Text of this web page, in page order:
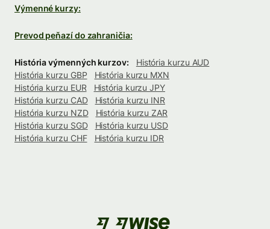
Výmenné kurzy:
Prevod peňazí do zahraničia:
História výmenných kurzov:
História kurzu AUD
História kurzu GBP
História kurzu MXN
História kurzu EUR
História kurzu JPY
História kurzu CAD
História kurzu INR
História kurzu NZD
História kurzu ZAR
História kurzu SGD
História kurzu USD
História kurzu CHF
História kurzu IDR